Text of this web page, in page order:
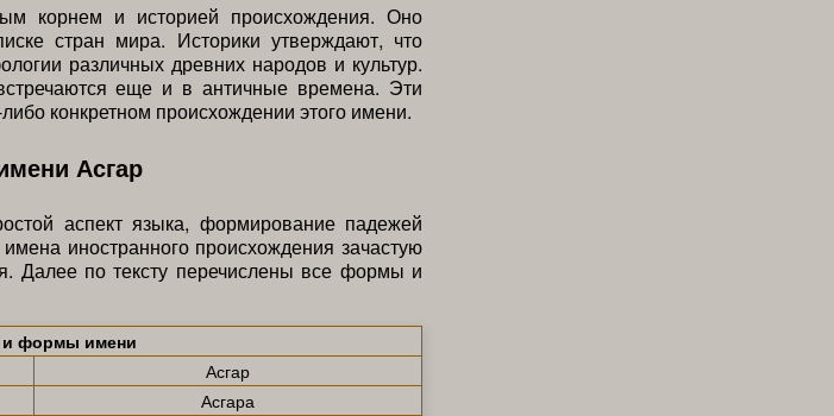
корнем и историей происхождения. Оно
стран мира. Историки утверждают, что
различных древних народов и культур.
еще и в античные времена. Эти
конкретном происхождении этого имени.
Асгар
аспект языка, формирование падежей
иностранного происхождения зачастую
Далее по тексту перечислены все формы и
формы имени
Асгар
Асгара